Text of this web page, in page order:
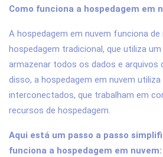
Como funciona a hospedagem em
A hospedagem em nuvem funciona
hospedagem tradicional, que utiliza
armazenar todos os dados e arquivos
disso, a hospedagem em nuvem
interconectados, que trabalham em
recursos de hospedagem.
Aqui está um passo a passo
funciona a hospedagem em nuvem: